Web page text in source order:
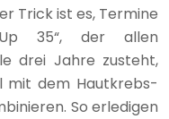
Trick ist es, Termine
35“, der allen
drei Jahre zusteht,
mit dem Hautkrebs-
So erledigen